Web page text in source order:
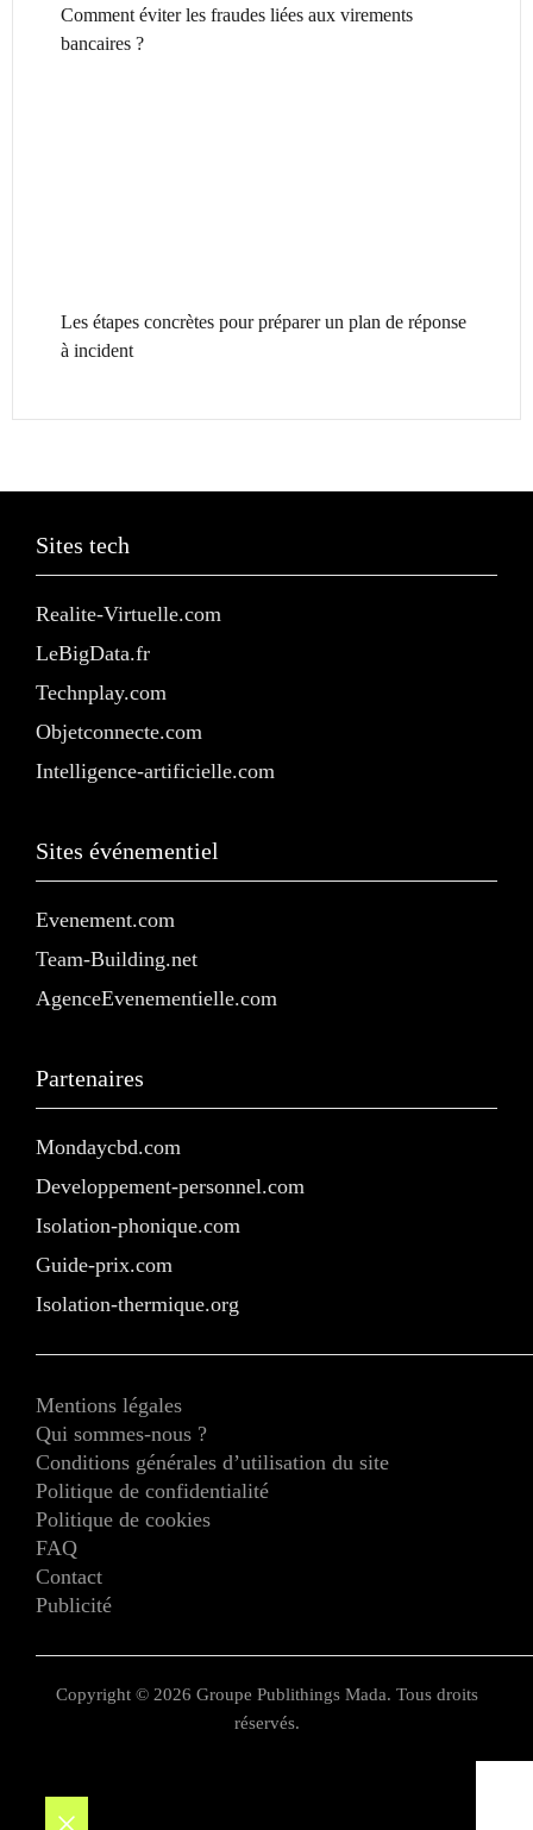
Comment éviter les fraudes liées aux virements
bancaires ?
Les étapes concrètes pour préparer un plan de réponse
à incident
Sites tech
Realite-Virtuelle.com
LeBigData.fr
Technplay.com
Objetconnecte.com
Intelligence-artificielle.com
Sites événementiel
Evenement.com
Team-Building.net
AgenceEvenementielle.com
Partenaires
Mondaycbd.com
Developpement-personnel.com
Isolation-phonique.com
Guide-prix.com
Isolation-thermique.org
Mentions légales
Qui sommes-nous ?
Conditions générales d’utilisation du site
Politique de confidentialité
Politique de cookies
FAQ
Contact
Publicité
Copyright © 2026 Groupe Publithings Mada. Tous droits
réservés.